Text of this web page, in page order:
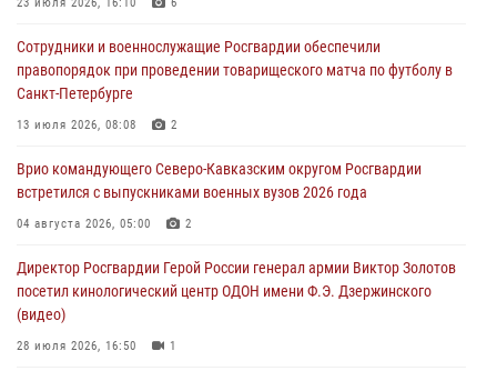
ограниченными возможностями здоровья (видео)
08 августа 2026, 06:32 1
Спецназ Росгвардии в Марий Эл почтил память товарища на
08 августа 2026, 06:15 9
День физкультурника в Уральском округе Росгвардии отметили
08 августа 2026, 06:03
Сотрудники и военнослужащие Росгвардии обеспечили
правопорядок при проведении товарищеского матча по футболу в
Санкт-Петербурге
13 июля 2026, 08:08 2
Врио командующего Северо-Кавказским округом Росгвардии
встретился с выпускниками военных вузов 2026 года
04 августа 2026, 05:00 2
Директор Росгвардии Герой России генерал армии Виктор Золотов
посетил кинологический центр ОДОН имени Ф.Э. Дзержинского
(видео)
28 июля 2026, 16:50 1